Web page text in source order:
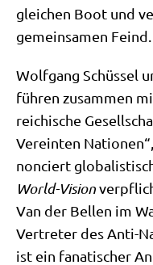
glei­chen Boot und
gemein­sa­men Feind.
Wolf­gang Schüs­sel
füh­ren zusam­men
rei­chi­sche
Ver­ein­ten
non­ciert
World-Visi­on
Van der Bel­len im
Ver­tre­ter des Anti-
ist ein fana­ti­scher